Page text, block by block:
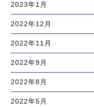
2023年1月
2022年12月
2022年11月
2022年9月
2022年8月
2022年5月